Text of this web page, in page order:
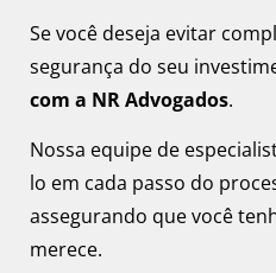
Se você deseja evitar
segurança do seu
com a NR Advogados.
Nossa equipe de
lo em cada passo do
assegurando que você
merece.